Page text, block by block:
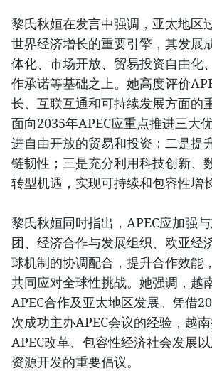
黎氏秋姮在发言中强调，亚太地区
世界经济增长的重要引擎，其发展
体化、市场开放、贸易投资自由化
作承诺等基础之上。她高度评价
长、互联互通和可持续发展方面的
面向2035年APEC应重点推进三大
进自由开放的贸易和投资；二是提
链韧性；三是充分利用科技创新、
转型机遇，实现可持续和包容性增长
黎氏秋姮同时指出，APEC应加强
团、经济合作与发展组织、欧亚经
球机制的协调配合，提升合作效能
共同应对全球性挑战。她强调，越
APEC合作及亚太地区发展。凭借
次成功主办APEC会议的经验，越
APEC改革、包容性经济社会发展
资源开发的重要倡议。